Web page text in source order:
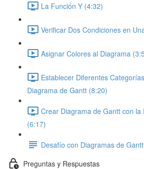
La Función Y (4:32)
Verificar Dos Condiciones en
Asignar Colores al Diagrama
Establecer Diferentes
Diagrama de Gantt (8:20)
Crear Diagrama de Gantt con
(6:17)
Desafío con Diagramas de Gantt
Preguntas y Respuestas